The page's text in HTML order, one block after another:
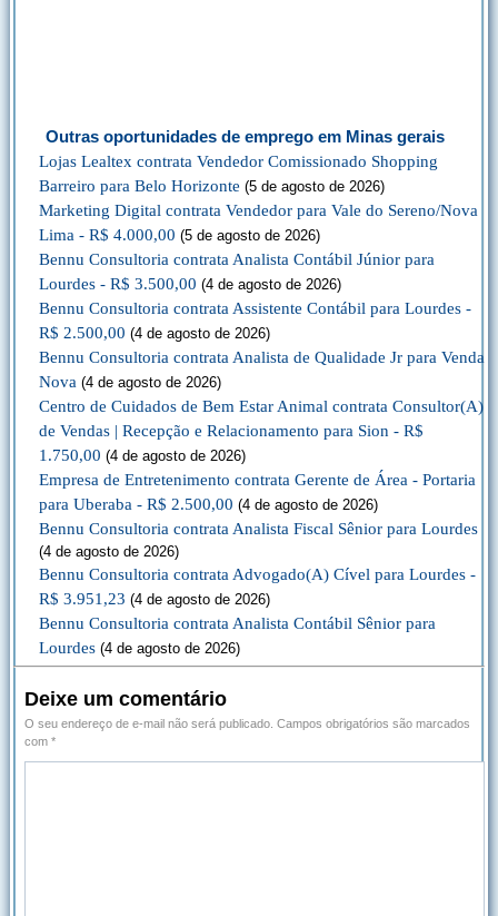
Outras oportunidades de emprego em Minas gerais
Lojas Lealtex contrata Vendedor Comissionado Shopping
Barreiro para Belo Horizonte (5 de agosto de 2026)
Marketing Digital contrata Vendedor para Vale do Sereno/Nova
Lima - R$ 4.000,00 (5 de agosto de 2026)
Bennu Consultoria contrata Analista Contábil Júnior para
Lourdes - R$ 3.500,00 (4 de agosto de 2026)
Bennu Consultoria contrata Assistente Contábil para Lourdes -
R$ 2.500,00 (4 de agosto de 2026)
Bennu Consultoria contrata Analista de Qualidade Jr para Venda
Nova (4 de agosto de 2026)
Centro de Cuidados de Bem Estar Animal contrata Consultor(A)
de Vendas | Recepção e Relacionamento para Sion - R$
1.750,00 (4 de agosto de 2026)
Empresa de Entretenimento contrata Gerente de Área - Portaria
para Uberaba - R$ 2.500,00 (4 de agosto de 2026)
Bennu Consultoria contrata Analista Fiscal Sênior para Lourdes
(4 de agosto de 2026)
Bennu Consultoria contrata Advogado(A) Cível para Lourdes -
R$ 3.951,23 (4 de agosto de 2026)
Bennu Consultoria contrata Analista Contábil Sênior para
Lourdes (4 de agosto de 2026)
Deixe um comentário
O seu endereço de e-mail não será publicado. Campos obrigatórios são marcados
com *